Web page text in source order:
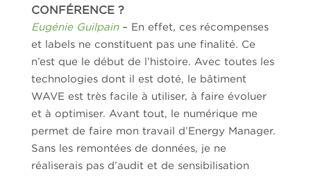
CONFÉRENCE ?
Eugénie Guilpain– En effet, ces récompenses
et labels ne constituent pas une finalité. Ce
n’est que le début de l’histoire. Avec toutes les
technologies dont il est doté, le bâtiment
WAVE est très facile à utiliser, à faire évoluer
et à optimiser. Avant tout, le numérique me
permet de faire mon travail d’Energy Manager.
Sans les remontées de données, je ne
réaliserais pas d’audit et de sensibilisation